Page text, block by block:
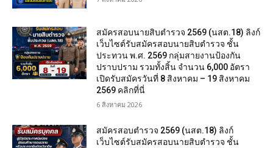
สมัครสอบนายสิบตำรวจ 2569 (นสต.18) ลิงก์
เว็บไซต์รับสมัครสอบนายสิบตำรวจ ชั้น
ประทวน พ.ศ. 2569 กลุ่มสายงานป้องกัน
ปราบปราม รวมทั้งสิ้น จำนวน 6,000 อัตรา
เปิดรับสมัครวันที่ 8 สิงหาคม – 19 สิงหาคม
2569 คลิกที่นี่
6 สิงหาคม 2026
สมัครสอบตํารวจ 2569 (นสต.18) ลิงก์
เว็บไซต์รับสมัครสอบนายสิบตำรวจ ชั้น